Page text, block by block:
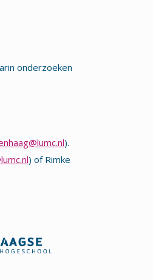
onderzoeken
).
) of Rimke